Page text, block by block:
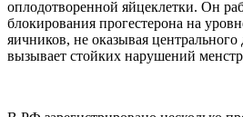
оплодотворенной яйцеклетки. Он
блокирования прогестерона на
яичников, не оказывая
вызывает стойких нарушений